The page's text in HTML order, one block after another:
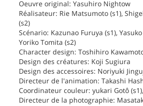
Oeuvre original: Yasuhiro Nightow
Réalisateur: Rie Matsumoto (s1),
(s2)
Scénario: Kazunao Furuya (s1),
Yoriko Tomita (s2)
Character design: Toshihiro
Design des créatures: Koji Sugiura
Design des accessoires: Noriyuki
Directeur de l'animation: Takashi
Coordinateur couleur: yukari Gotô
Directeur de la photographie: